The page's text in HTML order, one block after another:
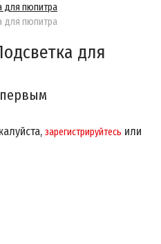
для пюпитра
для пюпитра
для
зарегистрируйтесь или